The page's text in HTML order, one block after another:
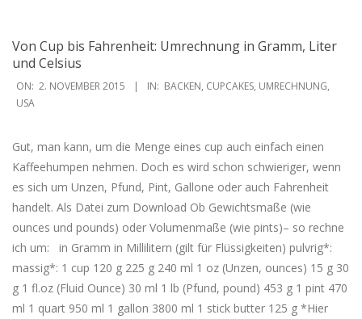
Von Cup bis Fahrenheit: Umrechnung in Gramm, Liter
und Celsius
2015-
11-
ON: 2. NOVEMBER 2015 IN: BACKEN, CUPCAKES, UMRECHNUNG,
USA
Gut, man kann, um die Menge eines cup auch einfach einen
Kaffeehumpen nehmen. Doch es wird schon schwieriger, wenn
es sich um Unzen, Pfund, Pint, Gallone oder auch Fahrenheit
handelt. ‎Als Datei zum Download ‏Ob Gewichtsmaße (wie
ounces und pounds) oder Volumenmaße (wie pints)– so rechne
ich um: in Gramm in Millilitern (gilt für Flüssigkeiten) pulvrig*:
massig*: 1 cup 120 g 225 g 240 ml 1 oz (Unzen, ounces) 15 g 30
g 1 fl.oz (Fluid Ounce) 30 ml 1 lb (Pfund, pound) 453 g 1 pint 470
ml 1 quart 950 ml 1 gallon 3800 ml 1 stick butter 125 g *Hier